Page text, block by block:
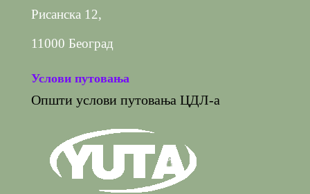
Рисанска 12,
11000 Београд
Услови путовања
Општи услови путовања ЦДЛ-а